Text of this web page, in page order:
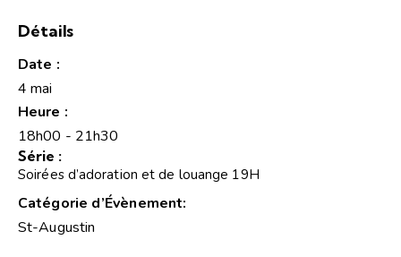
Détails
Date :
4 mai
Heure :
18h00 - 21h30
Série :
Soirées d’adoration et de louange 19H
Catégorie d’Évènement:
St-Augustin